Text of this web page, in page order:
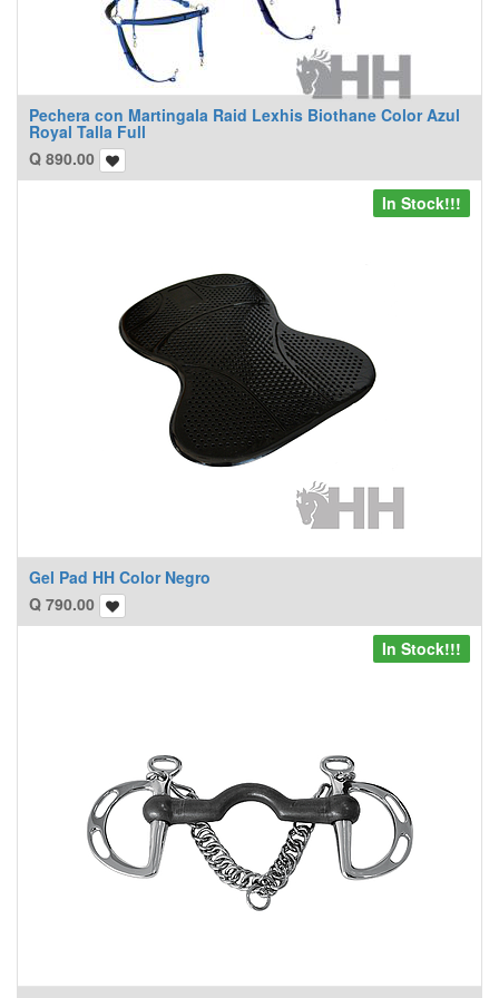
Pechera con Martingala Raid Lexhis Biothane Color Azul
Royal Talla Full
Q 890.00
Gel Pad HH Color Negro
Q 790.00
In Stock!!!
In Stock!!!